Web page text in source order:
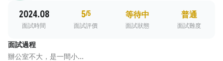
2024.08
面試時間
5/5
面試評價
等待中
面試狀態
普通
面試難度
面試過程
辦公室不大，是一間小...